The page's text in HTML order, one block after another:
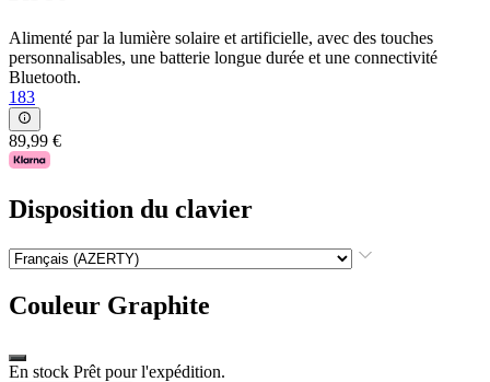
Alimenté par la lumière solaire et artificielle, avec des touches
personnalisables, une batterie longue durée et une connectivité
Bluetooth.
183
89,99 €
Disposition du clavier
Couleur Graphite
En stock Prêt pour l'expédition.